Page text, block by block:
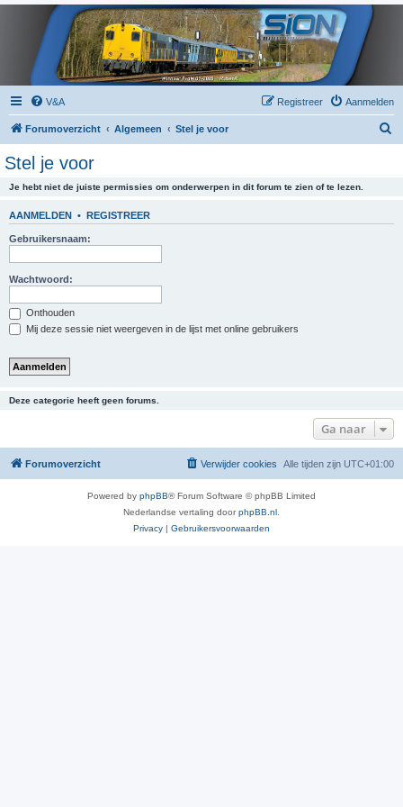
V&A Aanmelden
Registreer
Forumoverzicht Algemeen Stel je voor
Stel je voor
Je hebt niet de juiste permissies om onderwerpen in dit forum te zien of te lezen.
AANMELDEN • REGISTREER
Gebruikersnaam:
Wachtwoord:
Onthouden
Mij deze sessie niet weergeven in de lijst met online gebruikers
Deze categorie heeft geen forums.
Ga naar
Forumoverzicht Alle tijden zijn UTC+01:00
Verwijder cookies
Powered by phpBB® Forum Software © phpBB Limited
Nederlandse vertaling doorphpBB.nl.
Privacy | Gebruikersvoorwaarden